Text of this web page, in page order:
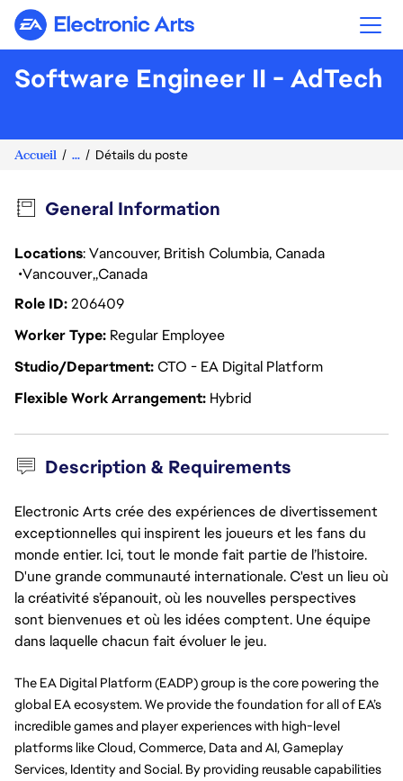
Electronic Arts
Software Engineer II - AdTech
Accueil ... Détails du poste
General Information
Locations: Vancouver, British Columbia, Canada
Vancouver Canada
Role ID206409
Worker Type Regular Employee
Studio/DepartmentCTO - EA Digital Platform
Flexible Work Arrangement Hybrid
Description & Requirements
Electronic Arts crée des expériences de divertissement
exceptionnelles qui inspirent les joueurs et les fans du
monde entier. Ici, tout le monde fait partie de l’histoire.
D'une grande communauté internationale. C'est un lieu où
la créativité s’épanouit, où les nouvelles perspectives
sont bienvenues et où les idées comptent. Une équipe
dans laquelle chacun fait évoluer le jeu.
The EA Digital Platform (EADP) group is the core powering the
global EA ecosystem. We provide the foundation for all of EA’s
incredible games and player experiences with high-level
platforms like Cloud, Commerce, Data and AI, Gameplay
Services, Identity and Social. By providing reusable capabilities